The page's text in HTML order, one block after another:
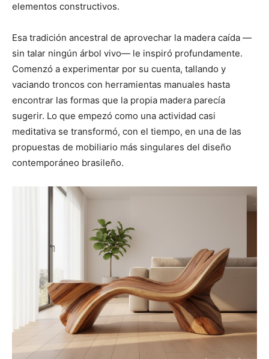
elementos constructivos.
Esa tradición ancestral de aprovechar la madera caída —
sin talar ningún árbol vivo— le inspiró profundamente.
Comenzó a experimentar por su cuenta, tallando y
vaciando troncos con herramientas manuales hasta
encontrar las formas que la propia madera parecía
sugerir. Lo que empezó como una actividad casi
meditativa se transformó, con el tiempo, en una de las
propuestas de mobiliario más singulares del diseño
contemporáneo brasileño.